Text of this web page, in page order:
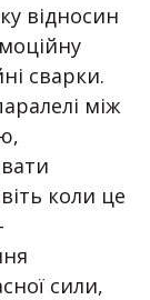
відносин
сварки.
між
коли це
сили,